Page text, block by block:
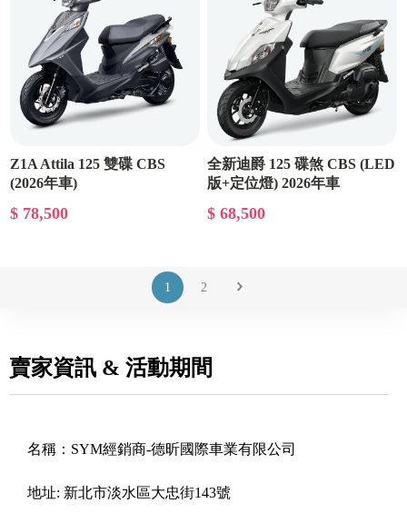
Z1A Attila 125 雙碟 CBS
(2026年車)
$ 78,500
全新迪爵 125 碟煞 CBS (LED
版+定位燈) 2026年車
$ 68,500
1 2
賣家資訊 & 活動期間
名稱： SYM經銷商-德昕國際車業有限公司
地址: 新北市淡水區大忠街143號